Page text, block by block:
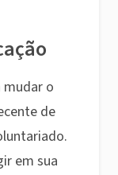
o
de
em sua